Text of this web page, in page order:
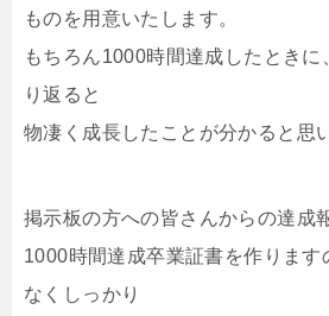
ものを用意いたします。
もちろん1000時間達成したときに
り返ると
物凄く成長したことが分かると思
掲示板の方への皆さんからの達成
1000時間達成卒業証書を作ります
なくしっかり